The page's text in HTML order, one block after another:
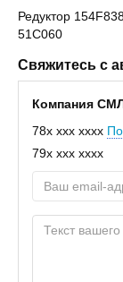
Редуктор
51C060
Свяжитесь с
Компания
78x xxx xxxx
79x xxx xxxx